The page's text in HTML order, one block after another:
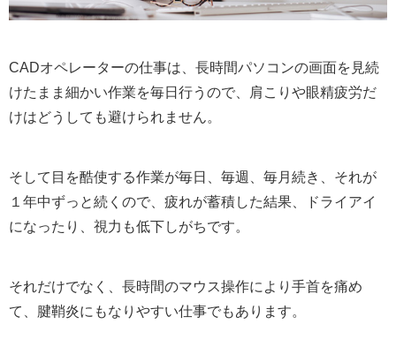
CADオペレーターの仕事は、長時間パソコンの画面を見続
けたまま細かい作業を毎日行うので、肩こりや眼精疲労だ
けはどうしても避けられません。
そして目を酷使する作業が毎日、毎週、毎月続き、それが
１年中ずっと続くので、疲れが蓄積した結果、ドライアイ
になったり、視力も低下しがちです。
それだけでなく、長時間のマウス操作により手首を痛め
て、腱鞘炎にもなりやすい仕事でもあります。